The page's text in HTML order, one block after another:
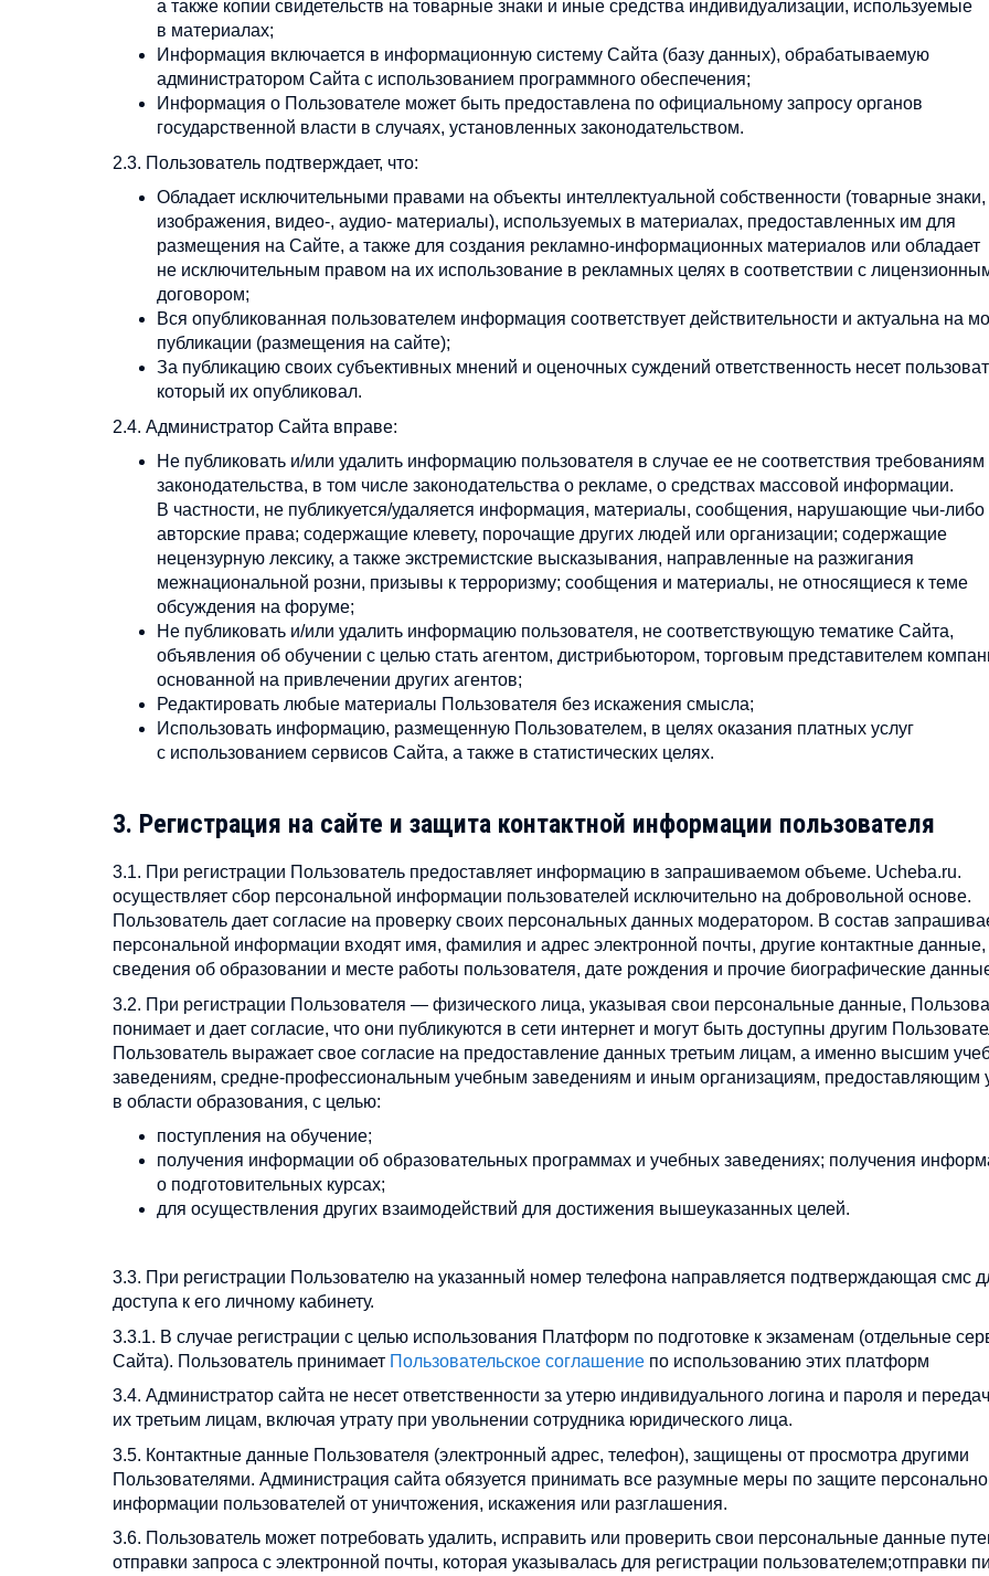
а также копии свидетельств на товарные знаки и иные средства индивидуализации, используемые
в материалах;
Информация включается в информационную систему Сайта (базу данных), обрабатываемую
администратором Сайта с использованием программного обеспечения;
Информация о Пользователе может быть предоставлена по официальному запросу органов
государственной власти в случаях, установленных законодательством.
2.3. Пользователь подтверждает, что:
Обладает исключительными правами на объекты интеллектуальной собственности (товарные знаки,
изображения, видео-, аудио- материалы), используемых в материалах, предоставленных им для
размещения на Сайте, а также для создания рекламно-информационных материалов или обладает
не исключительным правом на их использование в рекламных целях в соответствии с
договором;
Вся опубликованная пользователем информация соответствует действительности и актуальна на
публикации (размещения на сайте);
За публикацию своих субъективных мнений и оценочных суждений ответственность несет
который их опубликовал.
2.4. Администратор Сайта вправе:
Не публиковать и/или удалить информацию пользователя в случае ее не соответствия требованиям
законодательства, в том числе законодательства о рекламе, о средствах массовой информации.
В частности, не публикуется/удаляется информация, материалы, сообщения, нарушающие чьи-либо
авторские права; содержащие клевету, порочащие других людей или организации; содержащие
нецензурную лексику, а также экстремистские высказывания, направленные на разжигания
межнациональной розни, призывы к терроризму; сообщения и материалы, не относящиеся к теме
обсуждения на форуме;
Не публиковать и/или удалить информацию пользователя, не соответствующую тематике Сайта,
объявления об обучении с целью стать агентом, дистрибьютором, торговым представителем
основанной на привлечении других агентов;
Редактировать любые материалы Пользователя без искажения смысла;
Использовать информацию, размещенную Пользователем, в целях оказания платных услуг
с использованием сервисов Сайта, а также в статистических целях.
3. Регистрация на сайте и защита контактной информации пользователя
3.1. При регистрации Пользователь предоставляет информацию в запрашиваемом объеме. Ucheba.ru.
осуществляет сбор персональной информации пользователей исключительно на добровольной основе.
Пользователь дает согласие на проверку своих персональных данных модератором. В состав
персональной информации входят имя, фамилия и адрес электронной почты, другие контактные данные,
сведения об образовании и месте работы пользователя, дате рождения и прочие биографические
3.2. При регистрации Пользователя — физического лица, указывая свои персональные данные,
понимает и дает согласие, что они публикуются в сети интернет и могут быть доступны другим
Пользователь выражает свое согласие на предоставление данных третьим лицам, а именно высшим
заведениям, средне-профессиональным учебным заведениям и иным организациям, предоставляющим
в области образования, с целью:
поступления на обучение;
получения информации об образовательных программах и учебных заведениях; получения
о подготовительных курсах;
для осуществления других взаимодействий для достижения вышеуказанных целей.
3.3. При регистрации Пользователю на указанный номер телефона направляется подтверждающая смс
доступа к его личному кабинету.
3.3.1. В случае регистрации с целью использования Платформ по подготовке к экзаменам (отдельные
Сайта). Пользователь принимает Пользовательское соглашение по использованию этих платформ
3.4. Администратор сайта не несет ответственности за утерю индивидуального логина и пароля и
их третьим лицам, включая утрату при увольнении сотрудника юридического лица.
3.5. Контактные данные Пользователя (электронный адрес, телефон), защищены от просмотра другими
Пользователями. Администрация сайта обязуется принимать все разумные меры по защите
информации пользователей от уничтожения, искажения или разглашения.
3.6. Пользователь может потребовать удалить, исправить или проверить свои персональные данные
отправки запроса с электронной почты, которая указывалась для регистрации пользователем;отправки